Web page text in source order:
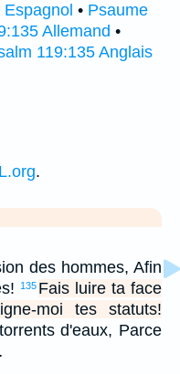
• Psaume
Allemand •
119:135 Anglais
.
des hommes, Afin
135 Fais luire ta face
moi tes statuts!
d'eaux, Parce